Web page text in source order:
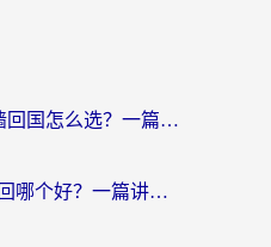
海外党必看：iOS翻墙回国怎么选？一篇搞定无缝访问国内资源
海外党纠结云极和畅回哪个好？一篇讲透回国加速器怎么选（附避坑指南）